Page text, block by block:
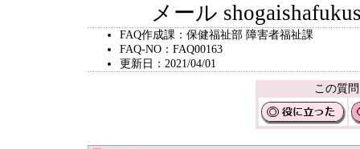
メール
FAQ作成課：保健福祉部 障害者福祉課
FAQ-NO：FAQ00163
更新日：2021/04/01
この質